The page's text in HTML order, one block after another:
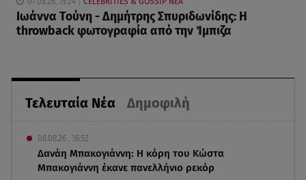
Τελευταία Νέα Δημοφιλή
08.08.26 , 16:52
Δανάη Μπακογιάννη: Η κόρη του Κώστα
Μπακογιάννη έκανε πανελλήνιο ρεκόρ
Ιωάννα Τούνη - Δημήτρης Σπυριδωνίδης: Η
throwback φωτογραφία από την Ίμπιζα